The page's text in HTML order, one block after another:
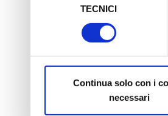
TECNICI
Continua solo con i
necessari